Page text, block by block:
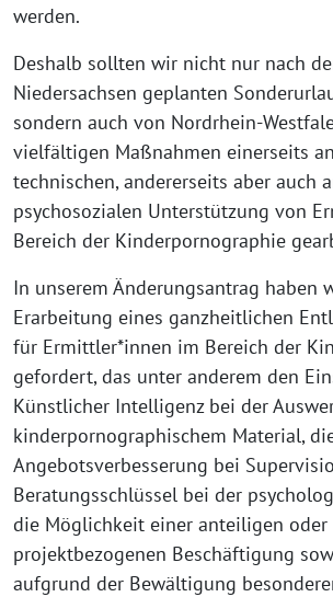
werden.
Deshalb sollten wir nicht nur nach
Niedersachsen geplanten
sondern auch von Nordrhein-
vielfältigen Maßnahmen einerseits
technischen, andererseits aber auch
psychosozialen Unterstützung von
Bereich der Kinderpornographie
In unserem Änderungsantrag haben
Erarbeitung eines ganzheitlichen
für Ermittler*innen im Bereich der
gefordert, das unter anderem den
Künstlicher Intelligenz bei der
kinderpornographischem Material,
Angebotsverbesserung bei
Beratungsschlüssel bei der
die Möglichkeit einer anteiligen oder
projektbezogenen Beschäftigung
aufgrund der Bewältigung